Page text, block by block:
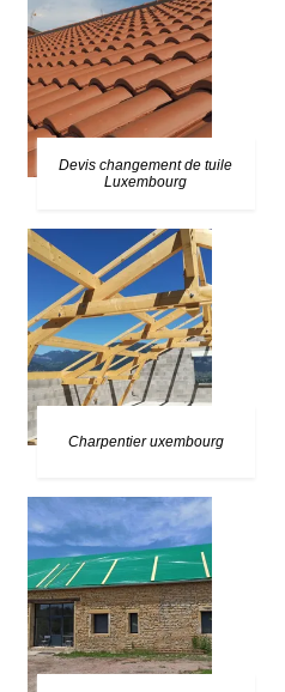
Devis changement de tuile
Luxembourg
Charpentier uxembourg